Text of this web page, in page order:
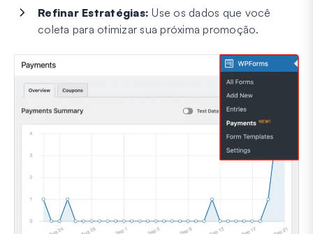
Refinar Estratégias:Use os dados que você
coleta para otimizar sua próxima promoção.